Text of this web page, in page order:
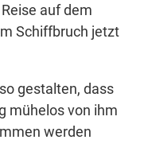
auf dem
Schiffbruch jetzt
gestalten, dass
mühelos von ihm
werden